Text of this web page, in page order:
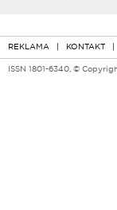
REKLAMA | KONTAKT |
ISSN 1801-6340, ©